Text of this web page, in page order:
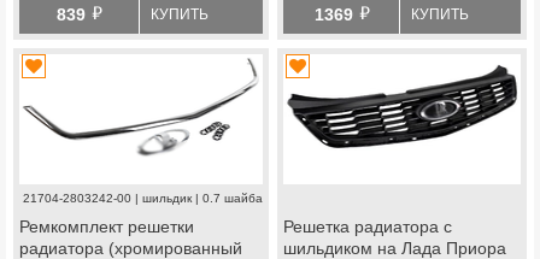
839 й КУПИТЬ
1369 й КУПИТЬ
21704-2803242-00 | шильдик | 0.7 шайба
Ремкомплект решетки
радиатора (хромированный
Решетка радиатора с
шильдиком на Лада Приора